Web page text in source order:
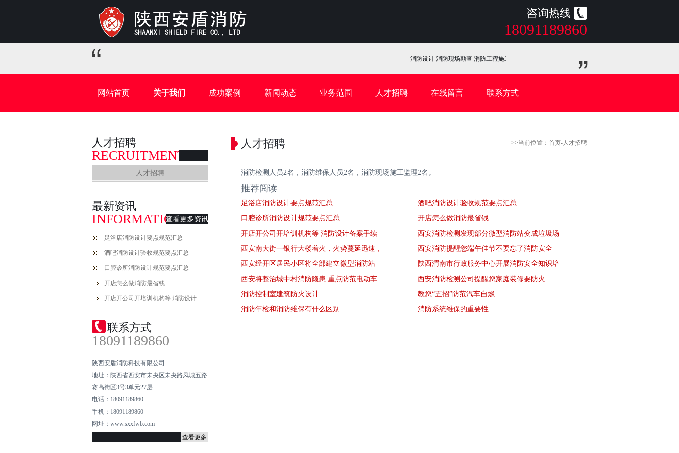
咨询热线
18091189860
消防设计 消防现场勘查 消防工程施工 消防检测验收 消防手续办理
网站首页 关于我们 成功案例 新闻动态 业务范围 人才招聘 在线留言 联系方式
人才招聘
RECRUITMENT
人才招聘
最新资讯
INFORMATION查看更多资讯
足浴店消防设计要点规范汇总
酒吧消防设计验收规范要点汇总
口腔诊所消防设计规范要点汇总
开店怎么做消防最省钱
开店开公司开培训机构等 消防设计备案手续流程
联系方式
18091189860
陕西安盾消防科技有限公司
地址：陕西省西安市未央区未央路凤城五路
赛高街区3号3单元27层
电话：18091189860
手机：18091189860
网址：www.sxxfwb.com
查看更多
人才招聘 >>当前位置： 首页-人才招聘
消防检测人员2名，消防维保人员2名，消防现场施工监理2名。
推荐阅读
足浴店消防设计要点规范汇总
酒吧消防设计验收规范要点汇总
口腔诊所消防设计规范要点汇总
开店怎么做消防最省钱
开店开公司开培训机构等 消防设计备案手续
西安消防检测发现部分微型消防站变成垃圾场
西安南大街一银行大楼着火，火势蔓延迅速，
西安消防提醒您端午佳节不要忘了消防安全
西安经开区居民小区将全部建立微型消防站
陕西渭南市行政服务中心开展消防安全知识培
西安将整治城中村消防隐患 重点防范电动车
西安消防检测公司提醒您家庭装修要防火
消防控制室建筑防火设计
教您“五招”防范汽车自燃
消防年检和消防维保有什么区别
消防系统维保的重要性